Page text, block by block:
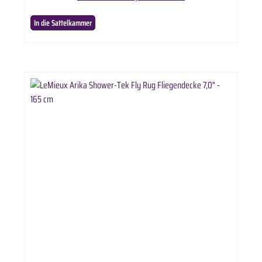
patentiertes Saumsystem Abnehmbares Halsteil Info & Pflege Kann bei 30 Grad in einer
Waschmaschine gewaschen werden Stellen Sie vor dem Waschen sicher, dass alle
Klettverschlüsse miteinander verbunden sind Auf natürliche Weise an der Luft trocknen und
In die Sattelkammer